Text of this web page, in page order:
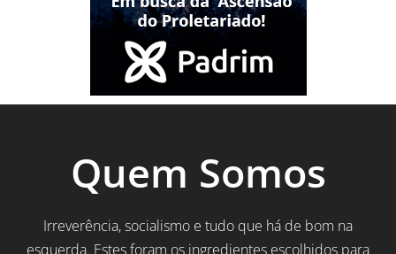
Quem Somos
Irreverência, socialismo e tudo que há de bom na
esquerda. Estes foram os ingredientes escolhidos para